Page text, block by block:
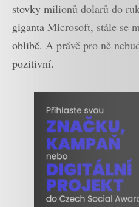
stovky milionů dolarů do
giganta Microsoft, stále se
oblibě. A právě pro ně
pozitivní.